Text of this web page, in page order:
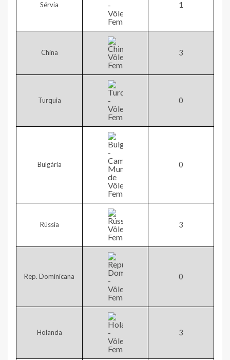
Sérvia 1​
China ​3
Turquia 0​
Bulgária ​0
Rússia 3​​​
Rep. Dominicana ​0
Holanda ​​3